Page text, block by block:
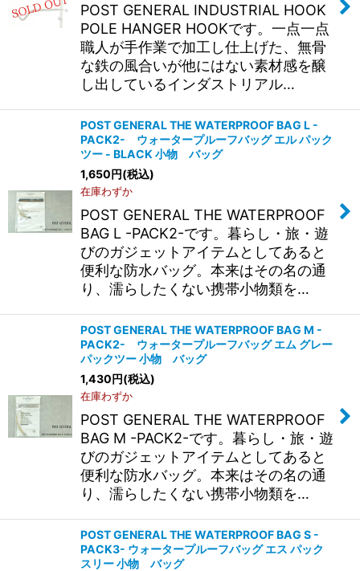
POST GENERAL INDUSTRIAL HOOK
POLE HANGER HOOKです。一点一点
職人が手作業で加工し仕上げた、無骨
な鉄の風合いが他にはない素材感を醸
し出しているインダストリアル…
POST GENERAL THE WATERPROOF BAG L -
PACK2- ウォータープルーフバッグ エル パック
ツー - BLACK 小物 バッグ
1,650円(税込)
在庫わずか
POST GENERAL THE WATERPROOF
BAG L -PACK2-です。暮らし・旅・遊
びのガジェットアイテムとしてあると
便利な防水バッグ。本来はその名の通
り、濡らしたくない携帯小物類を…
POST GENERAL THE WATERPROOF BAG M -
PACK2- ウォータープルーフバッグ エム グレー
パックツー 小物 バッグ
1,430円(税込)
在庫わずか
POST GENERAL THE WATERPROOF
BAG M -PACK2-です。暮らし・旅・遊
びのガジェットアイテムとしてあると
便利な防水バッグ。本来はその名の通
り、濡らしたくない携帯小物類を…
POST GENERAL THE WATERPROOF BAG S -
PACK3- ウォータープルーフバッグ エス パック
スリー 小物 バッグ